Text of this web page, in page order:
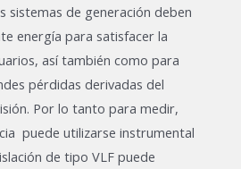
sistemas de generación deben
energía para satisfacer la
así también como para
pérdidas derivadas del
Por lo tanto para medir,
puede utilizarse instrumental
de tipo VLF puede